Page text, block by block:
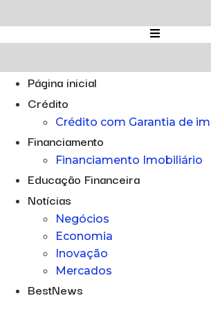
para
o
Página inicial
Crédito
Crédito com Garantia de
Financiamento
Financiamento Imobiliário
Educação Financeira
Notícias
Negócios
Economia
Inovação
Mercados
BestNews